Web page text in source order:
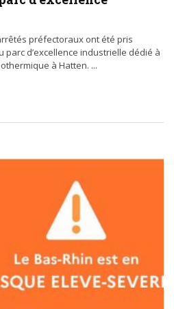
préfectoraux ont été pris
parc d’excellence industrielle dédié à
à Hatten. ...